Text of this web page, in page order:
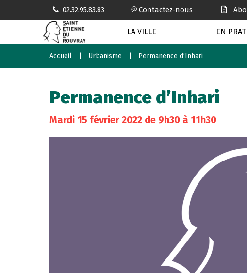
02.32.95.83.83 Contactez-nous
LA VILLE EN
Accueil Urbanisme Permanence d’Inhari
Permanence d’Inhari
Mardi 15 février 2022 de 9h30 à 11h30